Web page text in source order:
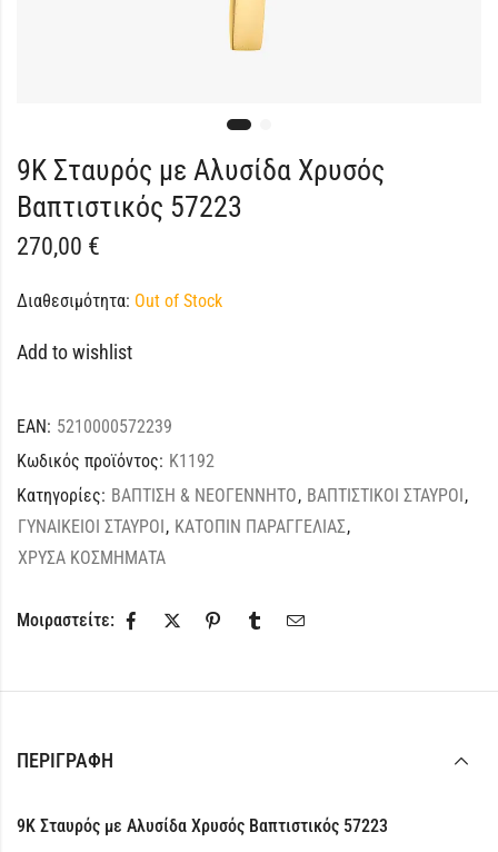
9Κ Σταυρός με Αλυσίδα Χρυσός
Βαπτιστικός 57223
270,00 €
Διαθεσιμότητα: Out of Stock
Add to wishlist
EAN: 5210000572239
Κωδικός προϊόντος: K1192
Κατηγορίες: ΒΑΠΤΙΣΗ & ΝΕΟΓΕΝΝΗΤΟ, ΒΑΠΤΙΣΤΙΚΟΙ ΣΤΑΥΡΟΙ,
ΓΥΝΑΙΚΕΙΟΙ ΣΤΑΥΡΟΙ, ΚΑΤΟΠΙΝ ΠΑΡΑΓΓΕΛΙΑΣ,
ΧΡΥΣΑ ΚΟΣΜΗΜΑΤΑ
Μοιραστείτε:
ΠΕΡΙΓΡΑΦΉ
9Κ Σταυρός με Αλυσίδα Χρυσός Βαπτιστικός 57223